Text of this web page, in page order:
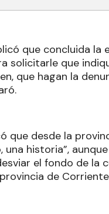
que concluida la
solicitarle que
que hagan la
que desde la
una historia”,
el fondo de la
de